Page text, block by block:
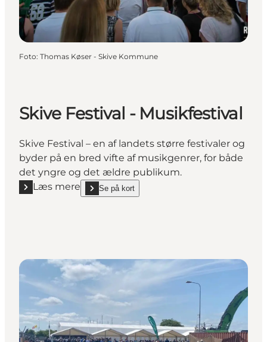
Foto: Thomas Køser - Skive Kommune
Skive Festival - Musikfestival
Skive Festival – en af landets større festivaler og
byder på en bred vifte af musikgenrer, for både
det yngre og det ældre publikum.
Læs mere
Læs mere "Skive Festival - Musikfestival"
Se på kort
show Skive Festival - Musikfestival on_map